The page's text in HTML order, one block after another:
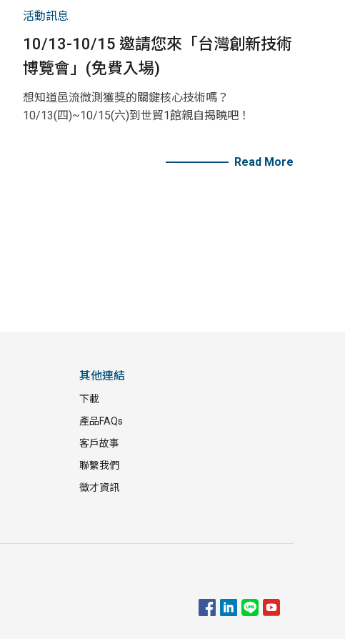
活動訊息
10/13-10/15 邀請您來「台灣創新技術
博覽會」(免費入場)
想知道邑流微測獲獎的關鍵核心技術嗎？
10/13(四)~10/15(六)到世貿1館親自揭曉吧！
Read More
其他連結
下載
產品FAQs
客戶故事
聯繫我們
徵才資訊